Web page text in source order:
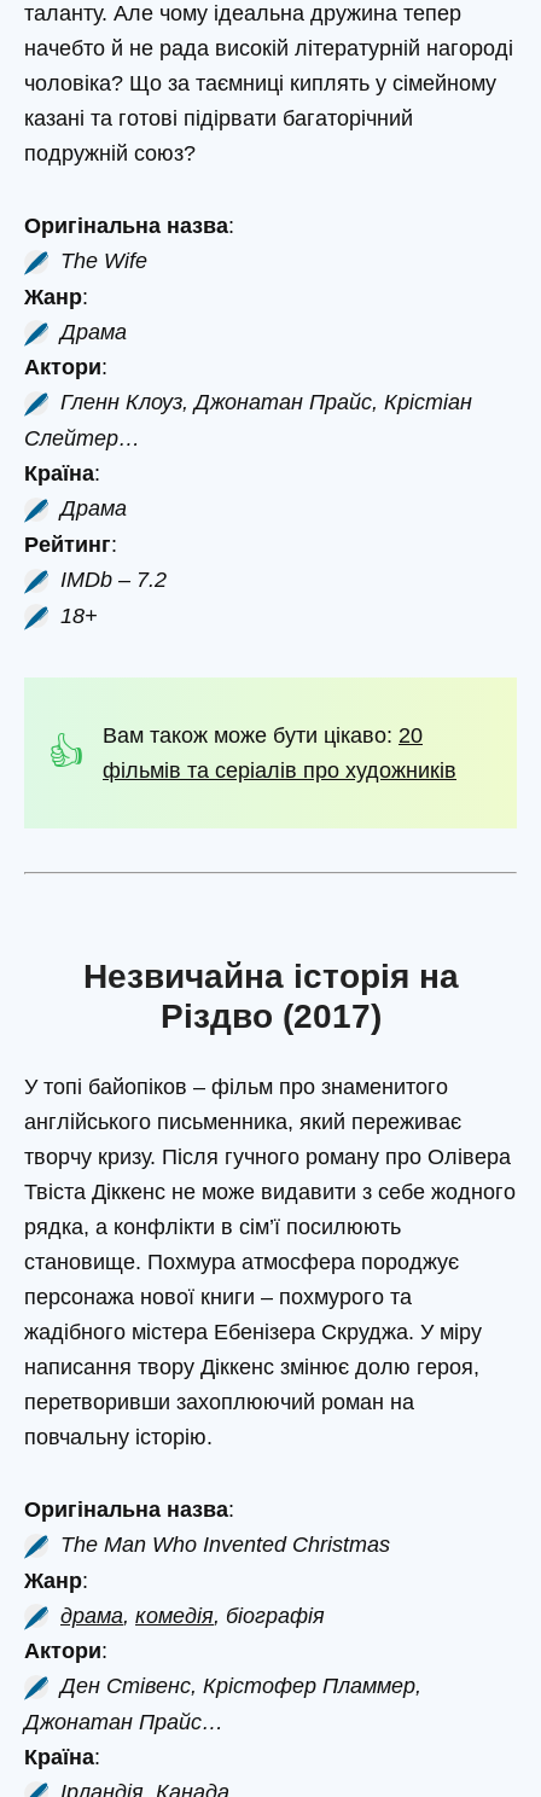
таланту. Але чому ідеальна дружина тепер
начебто й не рада високій літературній нагороді
чоловіка? Що за таємниці киплять у сімейному
казані та готові підірвати багаторічний
подружній союз?
Оригінальна назва:
The Wife
Жанр:
Драма
Актори:
Гленн Клоуз, Джонатан Прайс, Крістіан
Слейтер…
Країна:
Драма
Рейтинг:
IMDb – 7.2
18+
Вам також може бути цікаво: 20
фільмів та серіалів про художників
Незвичайна історія на
Різдво (2017)
У топі байопіков – фільм про знаменитого
англійського письменника, який переживає
творчу кризу. Після гучного роману про Олівера
Твіста Діккенс не може видавити з себе жодного
рядка, а конфлікти в сім’ї посилюють
становище. Похмура атмосфера породжує
персонажа нової книги – похмурого та
жадібного містера Ебенізера Скруджа. У міру
написання твору Діккенс змінює долю героя,
перетворивши захоплюючий роман на
повчальну історію.
Оригінальна назва:
The Man Who Invented Christmas
Жанр:
драма, комедія, біографія
Актори:
Ден Стівенс, Крістофер Пламмер,
Джонатан Прайс…
Країна: